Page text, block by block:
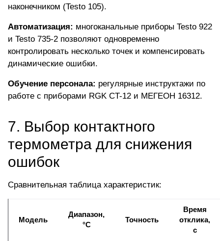
наконечником (Testo 105).
Автоматизация: многоканальные приборы Testo 922
и Testo 735-2 позволяют одновременно
контролировать несколько точек и компенсировать
динамические ошибки.
Обучение персонала: регулярные инструктажи по
работе с приборами RGK CT-12 и МЕГЕОН 16312.
7. Выбор контактного
термометра для снижения
ошибок
Сравнительная таблица характеристик:
Модель
Диапазон,
°C
Точность
Время
отклика,
с